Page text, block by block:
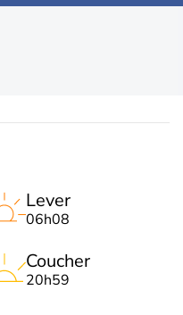
Lever
06h08
Coucher
20h59